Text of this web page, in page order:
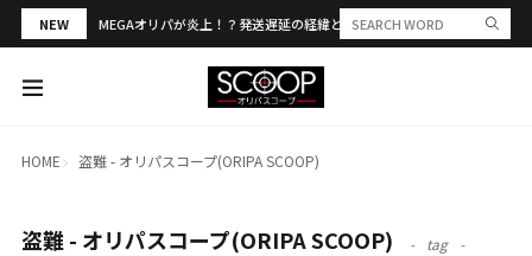
NEW MEGAオリパが炎上！？発送遅延の経緯と評判・当選報告を解説
HOME 盗難 - オリパスコープ(ORIPA SCOOP)
盗難 - オリパスコープ(ORIPA SCOOP) tag